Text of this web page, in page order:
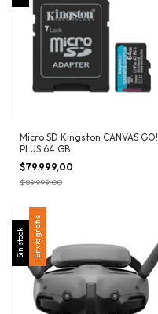
Micro SD Kingston CANVAS GO!
PLUS 64 GB
$79.999,00
$89.999,00
Sin stock Envío gratis